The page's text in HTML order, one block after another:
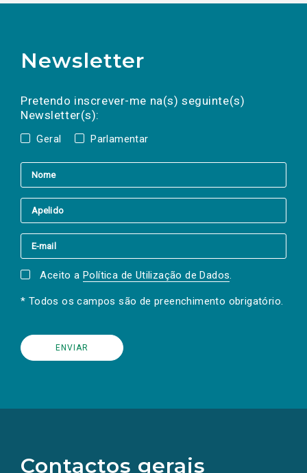
Newsletter
Pretendo inscrever-me na(s) seguinte(s)
Newsletter(s):
Geral Parlamentar
a(s) newsletter(s).
mail
Aceito a Política de Utilização de Dados.
* Todos os campos são de preenchimento obrigatório.
Contactos gerais
redes